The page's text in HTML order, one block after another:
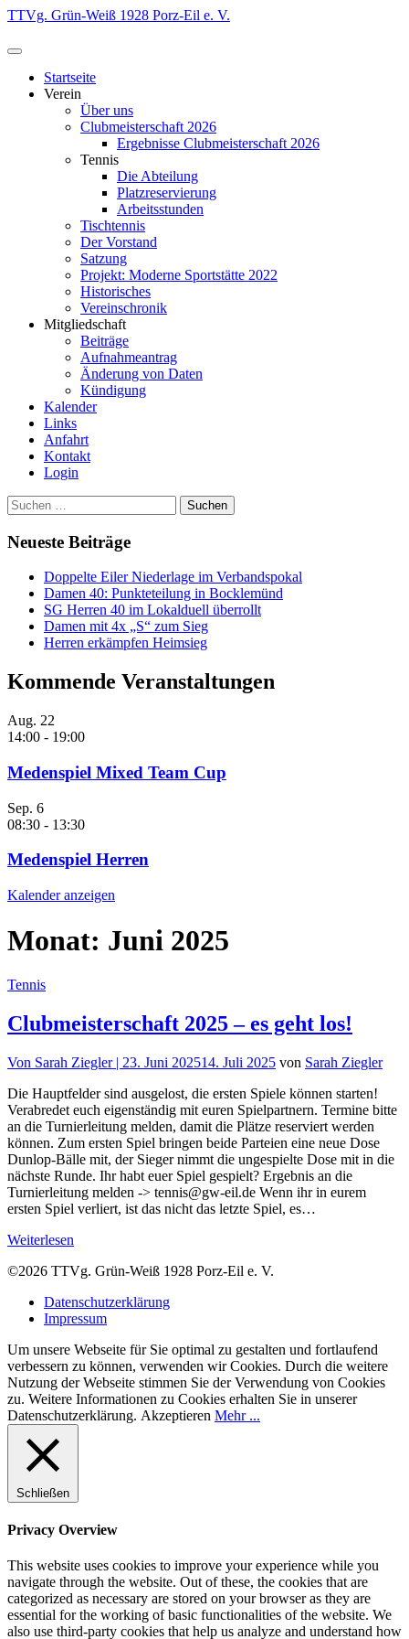
Zum
springen
TTVg. Grün-Weiß 1928 Porz-Eil e. V.
Startseite
Verein
Über uns
Clubmeisterschaft 2026
Ergebnisse Clubmeisterschaft 2026
Tennis
Die Abteilung
Platzreservierung
Arbeitsstunden
Tischtennis
Der Vorstand
Satzung
Projekt: Moderne Sportstätte 2022
Historisches
Vereinschronik
Mitgliedschaft
Beiträge
Aufnahmeantrag
Änderung von Daten
Kündigung
Kalender
Links
Anfahrt
Kontakt
Login
Suchen
nach:
Neueste Beiträge
Doppelte Eiler Niederlage im Verbandspokal
Damen 40: Punkteteilung in Bocklemünd
SG Herren 40 im Lokalduell überrollt
Damen mit 4x „S“ zum Sieg
Herren erkämpfen Heimsieg
Kommende Veranstaltungen
Aug. 22
14:00 - 19:00
Medenspiel Mixed Team Cup
Sep. 6
08:30 - 13:30
Medenspiel Herren
Kalender anzeigen
Monat: Juni 2025
Tennis
Clubmeisterschaft 2025 – es geht los!
Von Sarah Ziegler | 23. Juni 202514. Juli 2025 von Sarah Ziegler
Die Hauptfelder sind ausgelost, die ersten Spiele können starten!
Verabredet euch eigenständig mit euren Spielpartnern. Termine bitte
an die Turnierleitung melden, damit die Plätze reserviert werden
können. Zum ersten Spiel bringen beide Parteien eine neue Dose
Dunlop-Bälle mit, der Sieger nimmt die ungespielte Dose mit in die
nächste Runde. Ihr habt euer Spiel gespielt? Ergebnis an die
Turnierleitung melden -> tennis@gw-eil.de Wenn ihr in eurem
ersten Spiel verliert, ist das nicht das letzte Spiel, es…
Weiterlesen
©2026 TTVg. Grün-Weiß 1928 Porz-Eil e. V.
Datenschutzerklärung
Impressum
Um unsere Webseite für Sie optimal zu gestalten und fortlaufend
verbessern zu können, verwenden wir Cookies. Durch die weitere
Nutzung der Webseite stimmen Sie der Verwendung von Cookies
zu. Weitere Informationen zu Cookies erhalten Sie in unserer
Datenschutzerklärung. Akzeptieren Mehr ...
Schließen
Privacy Overview
This website uses cookies to improve your experience while you
navigate through the website. Out of these, the cookies that are
categorized as necessary are stored on your browser as they are
essential for the working of basic functionalities of the website. We
also use third-party cookies that help us analyze and understand how